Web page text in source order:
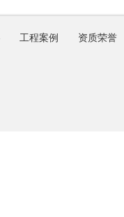
工程案例 资质荣誉